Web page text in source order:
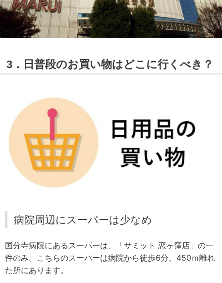
3．日普段のお買い物はどこに行くべき？
病院周辺にスーパーは少なめ
国分寺病院にあるスーパーは、「サミット 恋ヶ窪店」の一
件のみ。こちらのスーパーは病院から徒歩6分、450ｍ離れ
た所にあります。